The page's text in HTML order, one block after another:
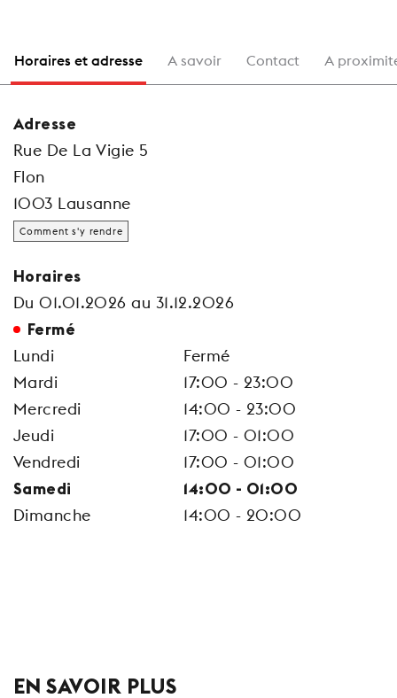
Horaires et adresse A savoir Contact A
Adresse
Rue De La Vigie 5
Flon
1003 Lausanne
Comment s'y rendre
Horaires
Du 01.01.2026 au 31.12.2026
Fermé
Lundi
Fermé
Mardi
17:00 - 23:00
Mercredi
14:00 - 23:00
Jeudi
17:00 - 01:00
Vendredi
17:00 - 01:00
Samedi 14:00 - 01:00
Dimanche 14:00 - 20:00
EN SAVOIR PLUS